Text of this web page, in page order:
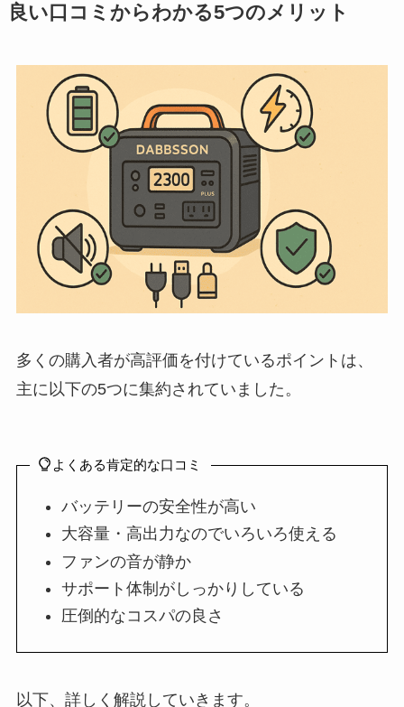
良い口コミからわかる5つのメリット
多くの購入者が高評価を付けているポイントは、
主に以下の5つに集約されていました。
よくある肯定的な口コミ
バッテリーの安全性が高い
大容量・高出力なのでいろいろ使える
ファンの音が静か
サポート体制がしっかりしている
圧倒的なコスパの良さ
以下、詳しく解説していきます。